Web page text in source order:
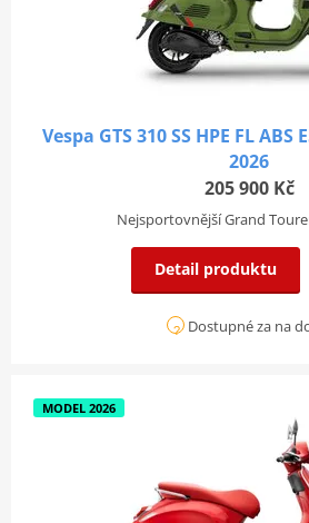
Vespa GTS 310 SS HPE FL ABS
2026
205 900 Kč
Nejsportovnější Grand
Detail produktu
Dostupné za na
MODEL 2026